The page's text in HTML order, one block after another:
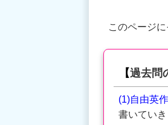
このページ
【過去問
(1)自由英
書いていき